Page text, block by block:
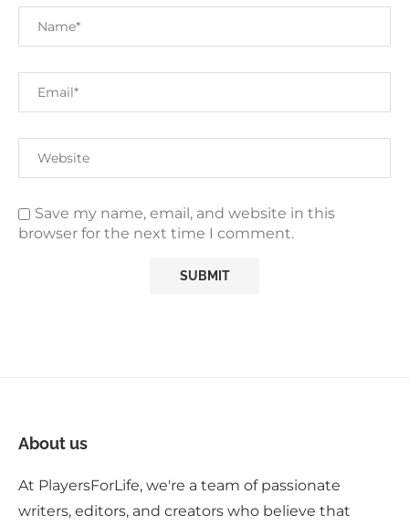
Save my name, email, and website in this
browser for the next time I comment.
About us
At PlayersForLife, we're a team of passionate
writers, editors, and creators who believe that